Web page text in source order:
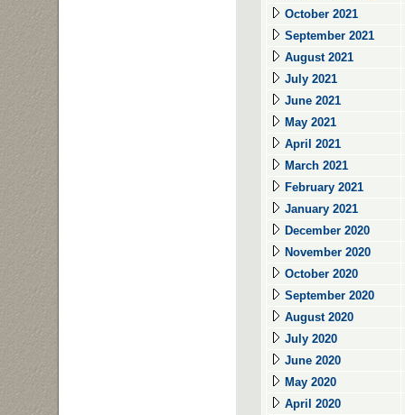
October 2021
September 2021
August 2021
July 2021
June 2021
May 2021
April 2021
March 2021
February 2021
January 2021
December 2020
November 2020
October 2020
September 2020
August 2020
July 2020
June 2020
May 2020
April 2020